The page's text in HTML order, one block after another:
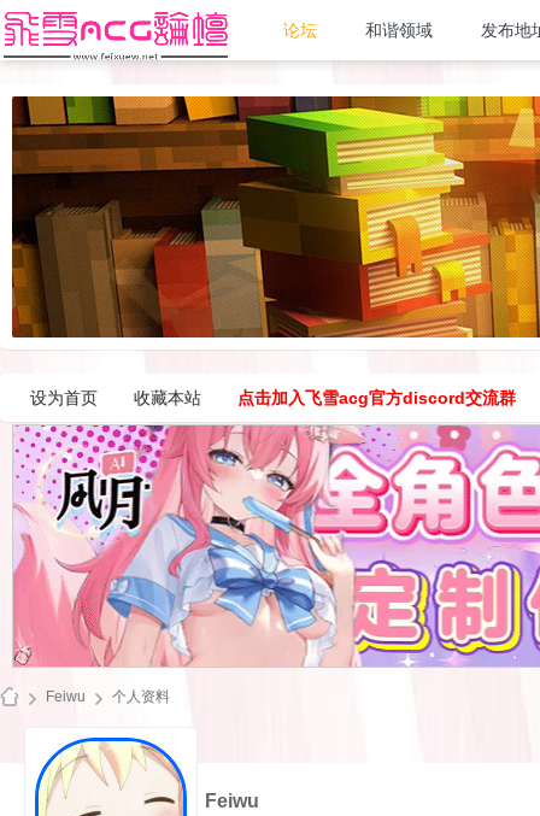
论坛 和谐领域 发布地
设为首页 收藏本站 点击加入飞雪acg官方discord交流群
Feiwu 个人资料
Feiwu